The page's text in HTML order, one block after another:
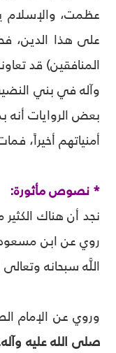
عظمت، والإسلام
على هذا الدين،
المنافقين) قد
وآله في بني
بعض الروايات أنه
أمنياتهم أخيراً،
* نصوص مأثورة:
نجد أن هناك
روي عن ابن مسعود
اللَّه سبحانه وتعالى
وروي عن الإمام
صلى الله عليه